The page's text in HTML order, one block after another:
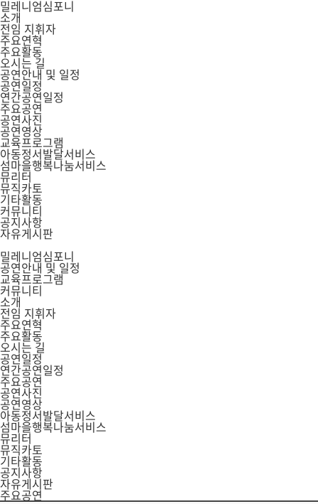
밀레니엄심포니
소개
전임 지휘자
주요연혁
주요활동
오시는 길
공연안내 및 일정
공연일정
연간공연일정
주요공연
공연사진
공연영상
교육프로그램
아동정서발달서비스
섬마을행복나눔서비스
뮤리터
뮤직카토
기타활동
커뮤니티
공지사항
자유게시판
밀레니엄심포니
공연안내 및 일정
교육프로그램
커뮤니티
소개
전임 지휘자
주요연혁
주요활동
오시는 길
공연일정
연간공연일정
주요공연
공연사진
공연영상
아동정서발달서비스
섬마을행복나눔서비스
뮤리터
뮤직카토
기타활동
공지사항
자유게시판
주요공연